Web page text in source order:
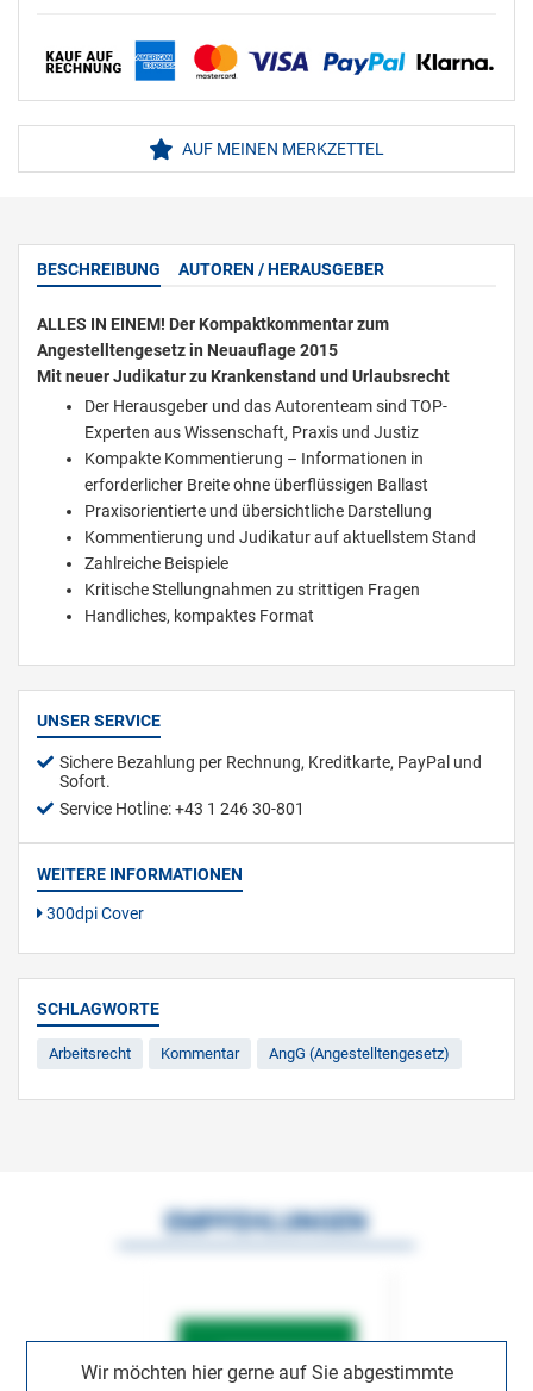
AUF MEINEN MERKZETTEL
BESCHREIBUNG AUTOREN / HERAUSGEBER
ALLES IN EINEM! Der Kompaktkommentar zum
Angestelltengesetz in Neuauflage 2015
Mit neuer Judikatur zu Krankenstand und Urlaubsrecht
Der Herausgeber und das Autorenteam sind TOP-
Experten aus Wissenschaft, Praxis und Justiz
Kompakte Kommentierung – Informationen in
erforderlicher Breite ohne überflüssigen Ballast
Praxisorientierte und übersichtliche Darstellung
Kommentierung und Judikatur auf aktuellstem Stand
Zahlreiche Beispiele
Kritische Stellungnahmen zu strittigen Fragen
Handliches, kompaktes Format
UNSER SERVICE
Sichere Bezahlung per Rechnung, Kreditkarte, PayPal und
Sofort.
Service Hotline: +43 1 246 30-801
WEITERE INFORMATIONEN
300dpi Cover
SCHLAGWORTE
Arbeitsrecht Kommentar AngG (Angestelltengesetz)
Wir möchten hier gerne auf Sie abgestimmte
EMPFEHLUNGEN